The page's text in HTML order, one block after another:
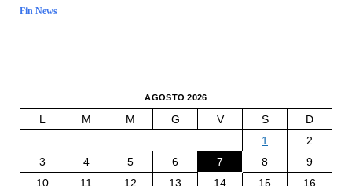
Fin News
AGOSTO 2026
L M M G V S
D
1
2
3
4 5 6 7 8
9
10
11 12 13 14 15
16